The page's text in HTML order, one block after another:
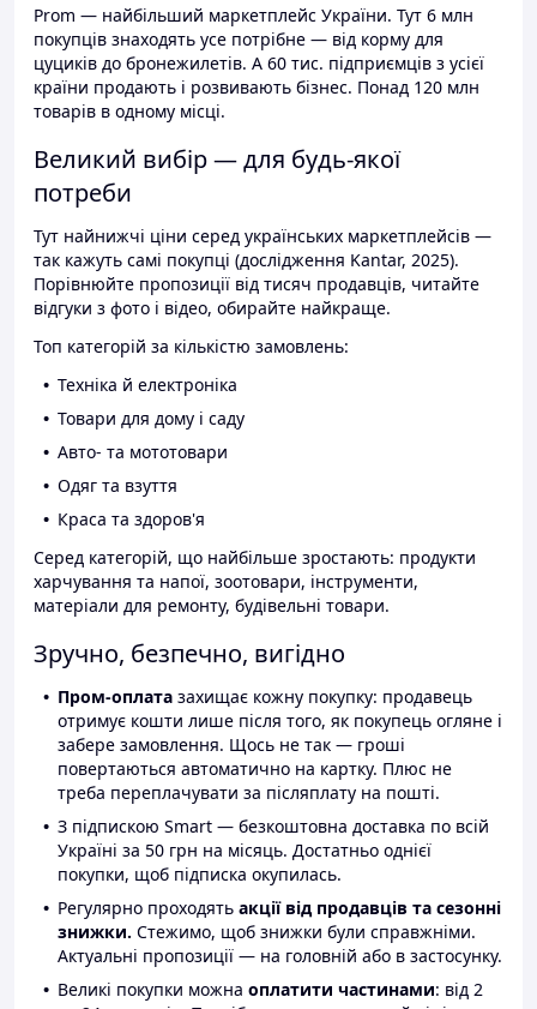
Prom — найбільший маркетплейс України. Тут 6 млн
покупців знаходять усе потрібне — від корму для
цуциків до бронежилетів. А 60 тис. підприємців з усієї
країни продають і розвивають бізнес. Понад 120 млн
товарів в одному місці.
Великий вибір — для будь-якої
потреби
Тут найнижчі ціни серед українських маркетплейсів —
так кажуть самі покупці (дослідження Kantar, 2025).
Порівнюйте пропозиції від тисяч продавців, читайте
відгуки з фото і відео, обирайте найкраще.
Топ категорій за кількістю замовлень:
Техніка й електроніка
Товари для дому і саду
Авто- та мототовари
Одяг та взуття
Краса та здоров'я
Серед категорій, що найбільше зростають: продукти
харчування та напої, зоотовари, інструменти,
матеріали для ремонту, будівельні товари.
Зручно, безпечно, вигідно
Пром-оплата захищає кожну покупку: продавець
отримує кошти лише після того, як покупець огляне і
забере замовлення. Щось не так — гроші
повертаються автоматично на картку. Плюс не
треба переплачувати за післяплату на пошті.
З підпискою Smart — безкоштовна доставка по всій
Україні за 50 грн на місяць. Достатньо однієї
покупки, щоб підписка окупилась.
Регулярно проходять акції від продавців та сезонні
знижки. Стежимо, щоб знижки були справжніми.
Актуальні пропозиції — на головній або в застосунку.
Великі покупки можна оплатити частинами: від 2